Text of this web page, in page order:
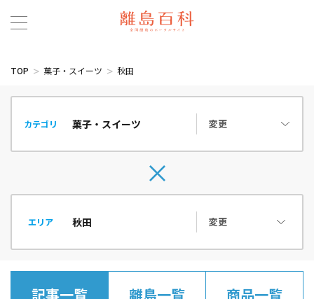
TOP 菓子・スイーツ 秋田
カテゴリ 変更
エリア 変更
記事一覧 離島一覧 商品一覧